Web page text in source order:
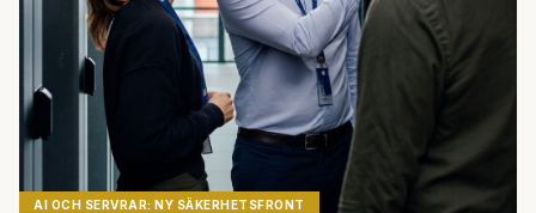
AI OCH SERVRAR: NY SÄKERHETSFRONT